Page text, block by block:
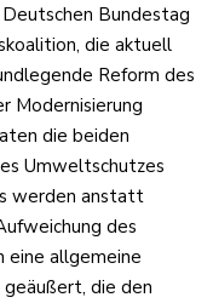
Bundestag
die aktuell
Reform des
Modernisierung
die beiden
Umweltschutzes
werden anstatt
des
eine allgemeine
geäußert, die den